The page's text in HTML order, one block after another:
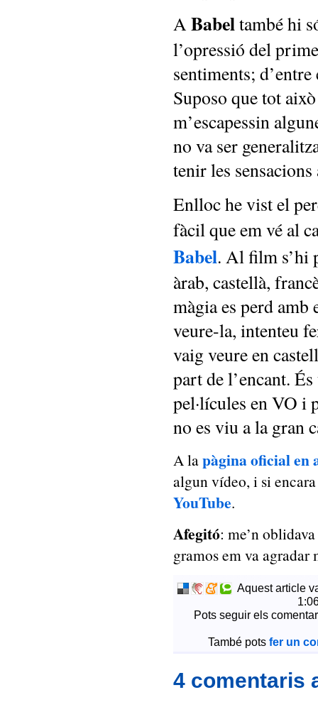
A Babeltambé hi
l’opressió del
sentiments;
Suposo que tot
m’escapessin
no va ser
tenir les
Enlloc he vist el
fàcil que em vé al
Babel. Al film s’hi
àrab, castellà,
màgia es perd amb
veure-la, intenteu
vaig veure en
part de l’encant.
pel·lícules en VO i
no es viu a la gran
A lapàgina oficial en
algun vídeo, i si
YouTube.
Afegitó: me’n
gramos em va agradar
Aquest article
Pots seguir els
També pots fer un
4 comentaris